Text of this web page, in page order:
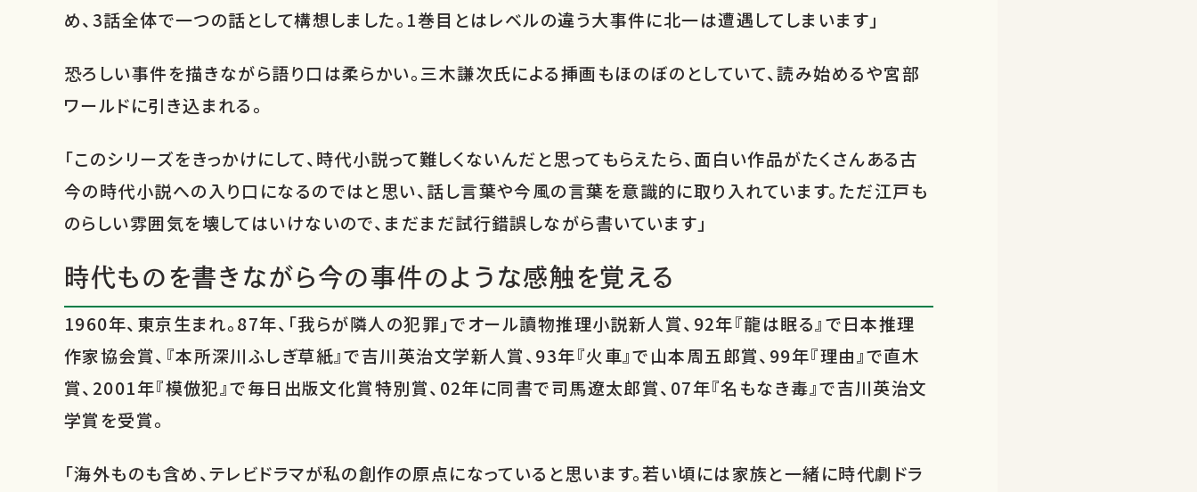
め、3話全体で一つの話として構想しました。1巻目とはレベルの違う大事件に北一は遭遇してしまいます」
恐ろしい事件を描きながら語り口は柔らかい。三木謙次氏による挿画もほのぼのとしていて、読み始めるや宮部
ワールドに引き込まれる。
「このシリーズをきっかけにして、時代小説って難しくないんだと思ってもらえたら、面白い作品がたくさんある古
今の時代小説への入り口になるのではと思い、話し言葉や今風の言葉を意識的に取り入れています。ただ江戸も
のらしい雰囲気を壊してはいけないので、まだまだ試行錯誤しながら書いています」
時代ものを書きながら今の事件のような感触を覚える
1960年、東京生まれ。87年、「我らが隣人の犯罪」でオール讀物推理小説新人賞、92年『龍は眠る』で日本推理
作家協会賞、『本所深川ふしぎ草紙』で吉川英治文学新人賞、93年『火車』で山本周五郎賞、99年『理由』で直木
賞、2001年『模倣犯』で毎日出版文化賞特別賞、02年に同書で司馬遼太郎賞、07年『名もなき毒』で吉川英治文
学賞を受賞。
「海外ものも含め、テレビドラマが私の創作の原点になっていると思います。若い頃には家族と一緒に時代劇ドラ